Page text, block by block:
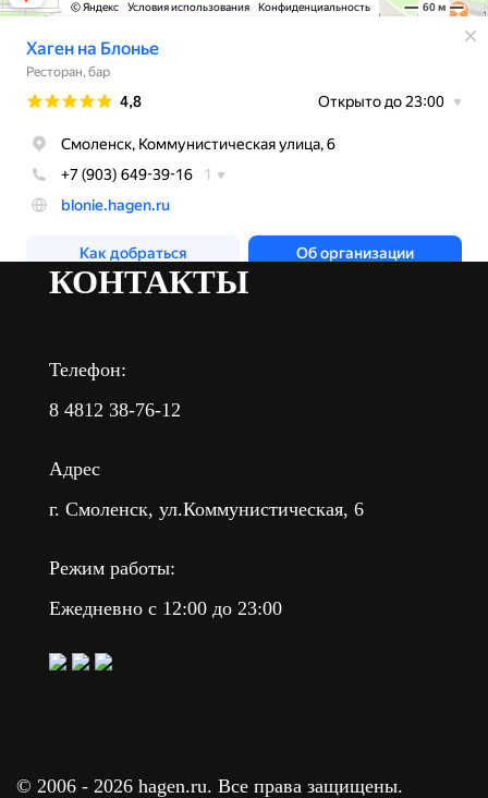
КОНТАКТЫ
Телефон:
8 4812 38-76-12
Адрес
г. Смоленск, ул.Коммунистическая, 6
Режим работы:
Ежедневно с 12:00 до 23:00
© 2006 - 2026 hagen.ru. Все права защищены.